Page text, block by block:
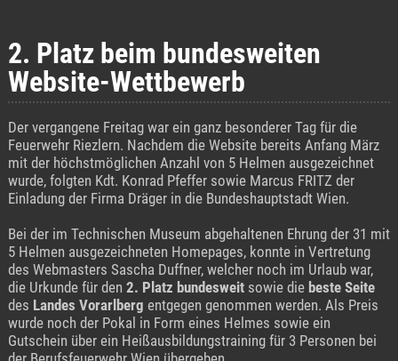
2. Platz beim bundesweiten
Website-Wettbewerb
Der vergangene Freitag war ein ganz besonderer Tag für die
Feuerwehr Riezlern. Nachdem die Website bereits Anfang März
mit der höchstmöglichen Anzahl von 5 Helmen ausgezeichnet
wurde, folgten Kdt. Konrad Pfeffer sowie Marcus FRITZ der
Einladung der Firma Dräger in die Bundeshauptstadt Wien.
Bei der im Technischen Museum abgehaltenen Ehrung der 31 mit
5 Helmen ausgezeichneten Homepages, konnte in Vertretung
des Webmasters Sascha Duffner, welcher noch im Urlaub war,
die Urkunde für den 2. Platz bundesweitsowie die beste Seite
des Landes Vorarlberg entgegen genommen werden. Als Preis
wurde noch der Pokal in Form eines Helmes sowie ein
Gutschein über ein Heißausbildungstraining für 3 Personen bei